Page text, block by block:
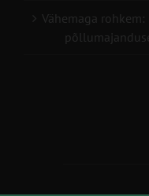
Vähemaga